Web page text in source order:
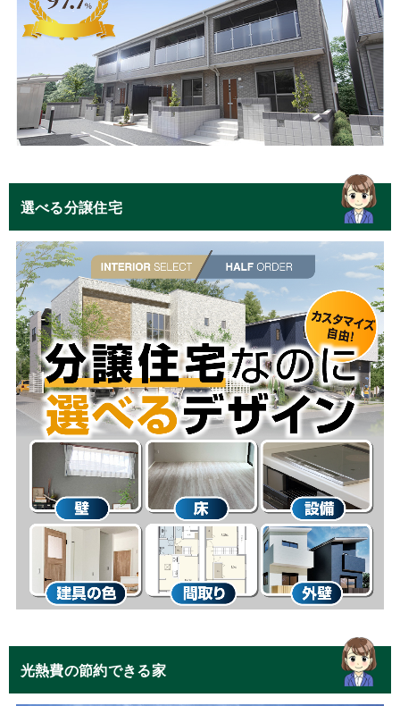
選べる分譲住宅
光熱費の節約できる家